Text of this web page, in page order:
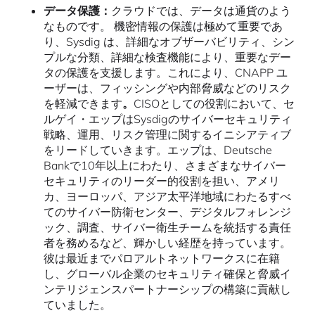
データ保護： クラウドでは、データは通貨のよう
なものです。 機密情報の保護は極めて重要であ
り、Sysdig は、詳細なオブザーバビリティ、シン
プルな分類、詳細な検査機能により、重要なデー
タの保護を支援します。これにより、CNAPP ユ
ーザーは、フィッシングや内部脅威などのリスク
を軽減できます。 CISOとしての役割において、セ
ルゲイ・エップはSysdigのサイバーセキュリティ
戦略、運用、リスク管理に関するイニシアティブ
をリードしていきます。エップは、Deutsche
Bankで10年以上にわたり、さまざまなサイバー
セキュリティのリーダー的役割を担い、アメリ
カ、ヨーロッパ、アジア太平洋地域にわたるすべ
てのサイバー防衛センター、デジタルフォレンジ
ック、調査、サイバー衛生チームを統括する責任
者を務めるなど、輝かしい経歴を持っています。
彼は最近までパロアルトネットワークスに在籍
し、グローバル企業のセキュリティ確保と脅威イ
ンテリジェンスパートナーシップの構築に貢献し
ていました。